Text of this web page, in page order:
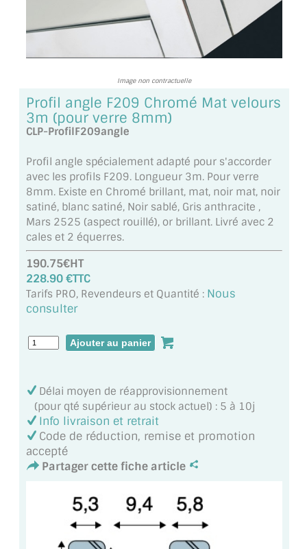
INSPIRATIONS ET NOUVEAUTÉS
AMBIANCE LAITON BROSSÉ
MIROIR SUR MESURE
MIROIR VIEILLI
MIROIR DÉCORATIF DE COULEUR
LOTS DE MIROIRS EN MOZAÏQUE
MIROIR POUR PORTE
MIROIR DE SALLE DE BAIN
MIROIR PAROI DE DOUCHE
MIROIR POUR SALLE DE SPORT
MIROIR POUR SALLE DE DANSE
MIROIR TV
VERRE SUR MESURE
VERRE EXTRACLAIR
PAROI DE DOUCHE
Image non contractuelle
Profil angle F209 Chromé Mat velours
3m (pour verre 8mm)
CLP-ProfilF209angle
Profil angle spécialement adapté pour s'accorder
avec les profils F209. Longueur 3m. Pour verre
8mm. Existe en Chromé brillant, mat, noir mat, noir
satiné, blanc satiné, Noir sablé, Gris anthracite ,
Mars 2525 (aspect rouillé), or brillant. Livré avec 2
cales et 2 équerres.
190.75€HT
228.90 €TTC
Tarifs PRO, Revendeurs et Quantité : Nous
consulter
Délai moyen de réapprovisionnement
(pour qté supérieur au stock actuel) : 5 à 10j
Info livraison et retrait
Code de réduction, remise et promotion
accepté
Partager cette fiche article